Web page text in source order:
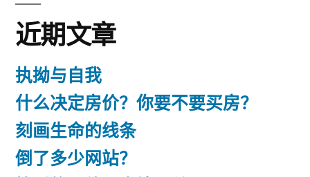
近期文章
执拗与自我
什么决定房价？你要不要买房？
刻画生命的线条
倒了多少网站？